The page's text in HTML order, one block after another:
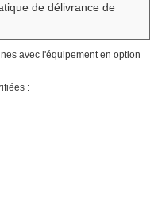
de délivrance de
avec l'équipement en option
: